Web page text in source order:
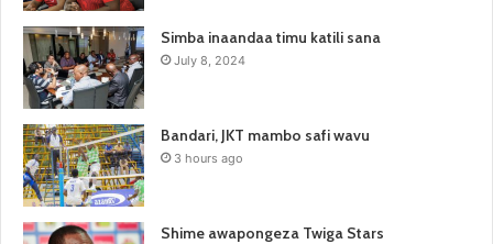
Simba inaandaa timu katili sana
July 8, 2024
Bandari, JKT mambo safi wavu
3 hours ago
Shime awapongeza Twiga Stars